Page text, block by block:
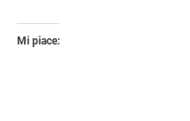
Mi piace: